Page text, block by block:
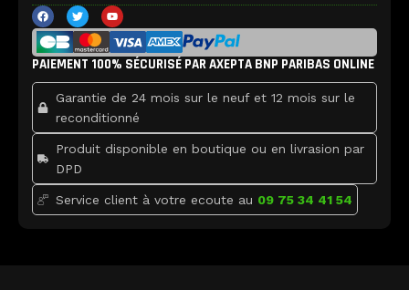
F
a
c
e
b
o
k
T
w
i
t
t
e
Y
o
u
t
u
b
PAIEMENT 100% SÉCURISÉ PAR AXEPTA BNP PARIBAS ONLINE
Garantie de 24 mois sur le neuf et 12 mois sur le
reconditionné
Produit disponible en boutique ou en livrasion par
DPD
Service client à votre ecoute au 09 75 34 41 54